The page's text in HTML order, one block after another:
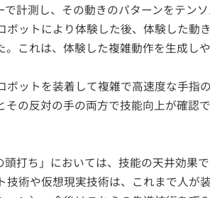
計測し、その動きのパターンをテン
ットにより体験した後、体験した動
これは、体験した複雑動作を生成し
ットを装着して複雑で高速度な手指
の反対の手の両方で技能向上が確認
打ち」においては、技能の天井効果
術や仮想現実技術は、これまで人が